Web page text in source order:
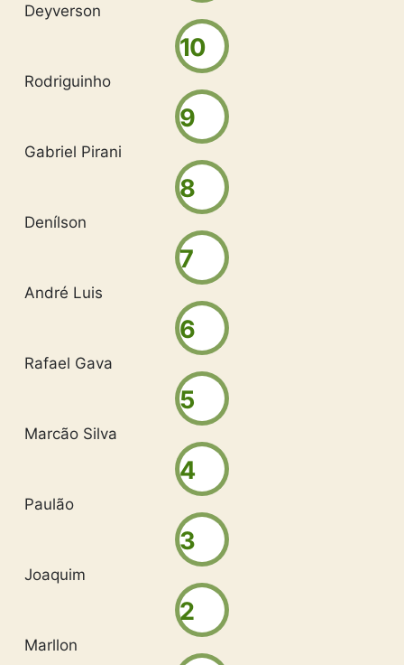
Deyverson
10
Rodriguinho
9
Gabriel Pirani
8
Denílson
7
André Luis
6
Rafael Gava
5
Marcão Silva
4
Paulão
3
Joaquim
2
Marllon